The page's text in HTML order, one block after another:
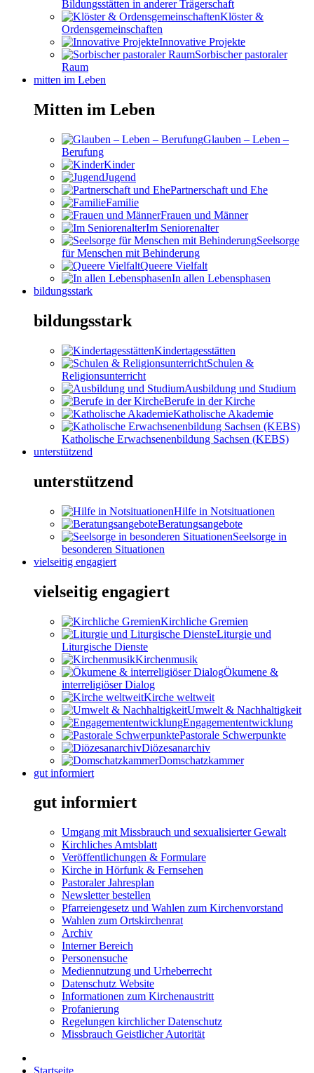
Bildungsstätten in anderer Trägerschaft
Klöster &
Ordensgemeinschaften
Innovative Projekte
Sorbischer pastoraler
Raum
mitten im Leben
Mitten im Leben
Glauben – Leben –
Berufung
Kinder
Jugend
Partnerschaft und Ehe
Familie
Frauen und Männer
Im Seniorenalter
Seelsorge
für Menschen mit Behinderung
Queere Vielfalt
In allen Lebensphasen
bildungsstark
bildungsstark
Kindertagesstätten
Schulen &
Religionsunterricht
Ausbildung und Studium
Berufe in der Kirche
Katholische Akademie
Katholische Erwachsenenbildung Sachsen (KEBS)
unterstützend
unterstützend
Hilfe in Notsituationen
Beratungsangebote
Seelsorge in
besonderen Situationen
vielseitig engagiert
vielseitig engagiert
Kirchliche Gremien
Liturgie und
Liturgische Dienste
Kirchenmusik
Ökumene &
interreligiöser Dialog
Kirche weltweit
Umwelt & Nachhaltigkeit
Engagemententwicklung
Pastorale Schwerpunkte
Diözesanarchiv
Domschatzkammer
gut informiert
gut informiert
Umgang mit Missbrauch und sexualisierter Gewalt
Kirchliches Amtsblatt
Veröffentlichungen & Formulare
Kirche in Hörfunk & Fernsehen
Pastoraler Jahresplan
Newsletter bestellen
Pfarreiengesetz und Wahlen zum Kirchenvorstand
Wahlen zum Ortskirchenrat
Archiv
Interner Bereich
Personensuche
Mediennutzung und Urheberrecht
Datenschutz Website
Informationen zum Kirchenaustritt
Profanierung
Regelungen kirchlicher Datenschutz
Missbrauch Geistlicher Autorität